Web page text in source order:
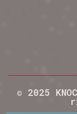
© 2025